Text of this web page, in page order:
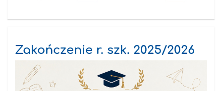
Zakończenie r. szk. 2025/2026